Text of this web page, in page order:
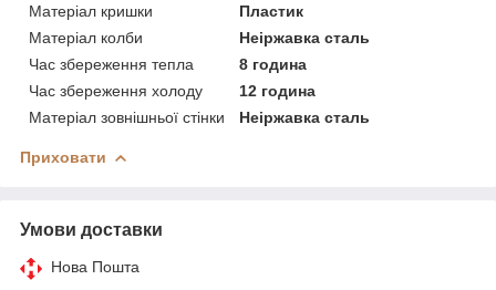
Матеріал кришки
Пластик
Матеріал колби
Неіржавка сталь
Час збереження тепла
8 година
Час збереження холоду
12 година
Матеріал зовнішньої стінки
Неіржавка сталь
Приховати
Умови доставки
Нова Пошта